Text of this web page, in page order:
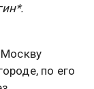
Москву
по его